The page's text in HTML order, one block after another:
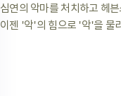
심연의 악마를 처치하고 헤
이젠 '악'의 힘으로 '악'을 물